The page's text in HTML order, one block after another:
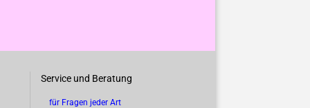
Service und Beratung
für Fragen jeder Art